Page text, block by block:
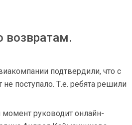
возвратам.
подтвердили, что с
поступало. Т.е. ребята решили
момент руководит онлайн-